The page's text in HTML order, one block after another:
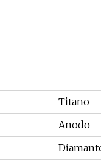
Titano
Anodo